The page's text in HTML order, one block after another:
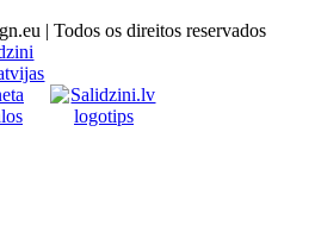
| Todos os direitos reservados